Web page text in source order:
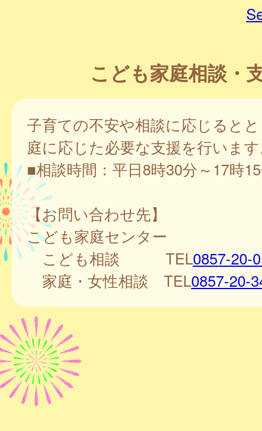
こども家庭相談・
子育ての不安や相談に応じると
庭に応じた必要な支援を行いま
■相談時間：平日8時30分～17時
【お問い合わせ先】
こども家庭センター
こども相談 TEL0857-20-
家庭・女性相談 TEL0857-20-